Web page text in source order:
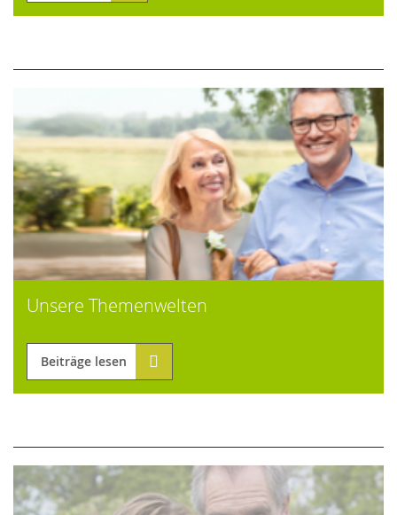
Unsere Themenwelten
Beiträge lesen